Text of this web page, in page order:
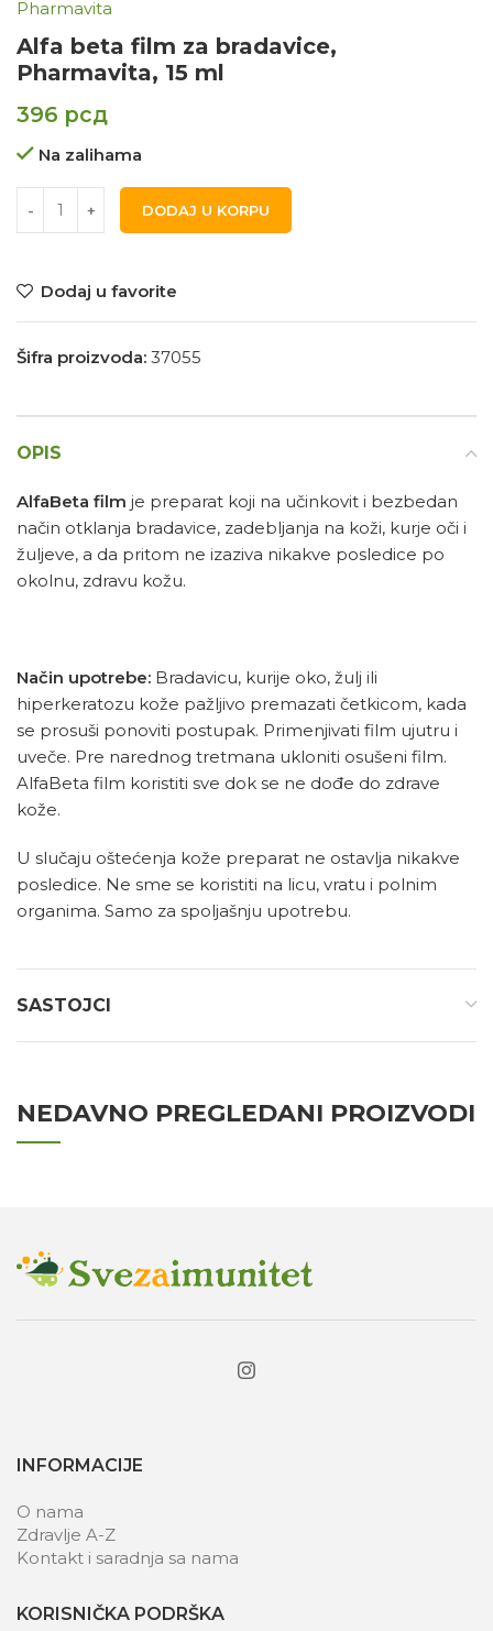
Pharmavita
Alfa beta film za bradavice,
Pharmavita, 15 ml
396 рсд
Na zalihama
DODAJ U KORPU
Dodaj u favorite
Šifra proizvoda: 37055
OPIS
AlfaBeta film je preparat koji na učinkovit i bezbedan
način otklanja bradavice, zadebljanja na koži, kurje oči i
žuljeve, a da pritom ne izaziva nikakve posledice po
okolnu, zdravu kožu.
Način upotrebe: Bradavicu, kurije oko, žulj ili
hiperkeratozu kože pažljivo premazati četkicom, kada
se prosuši ponoviti postupak. Primenjivati film ujutru i
uveče. Pre narednog tretmana ukloniti osušeni film.
AlfaBeta film koristiti sve dok se ne dođe do zdrave
kože.
U slučaju oštećenja kože preparat ne ostavlja nikakve
posledice. Ne sme se koristiti na licu, vratu i polnim
organima. Samo za spoljašnju upotrebu.
SASTOJCI
NEDAVNO PREGLEDANI PROIZVODI
INFORMACIJE
O nama
Zdravlje A-Z
Kontakt i saradnja sa nama
KORISNIČKA PODRŠKA